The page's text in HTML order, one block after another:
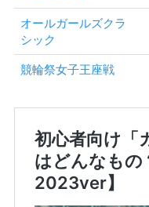
オールガールズクラ
シック
競輪祭女子王座戦